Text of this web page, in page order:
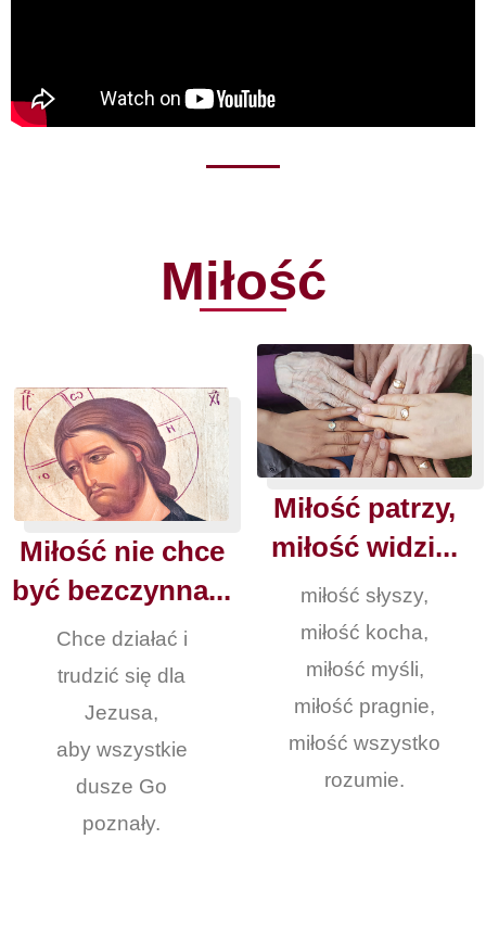
Miłość
Miłość nie chce
być bezczynna...
Chce działać i
trudzić się dla
Jezusa,
aby wszystkie
dusze Go
poznały.
Miłość patrzy,
miłość widzi...
miłość słyszy,
miłość kocha,
miłość myśli,
miłość pragnie,
miłość wszystko
rozumie.